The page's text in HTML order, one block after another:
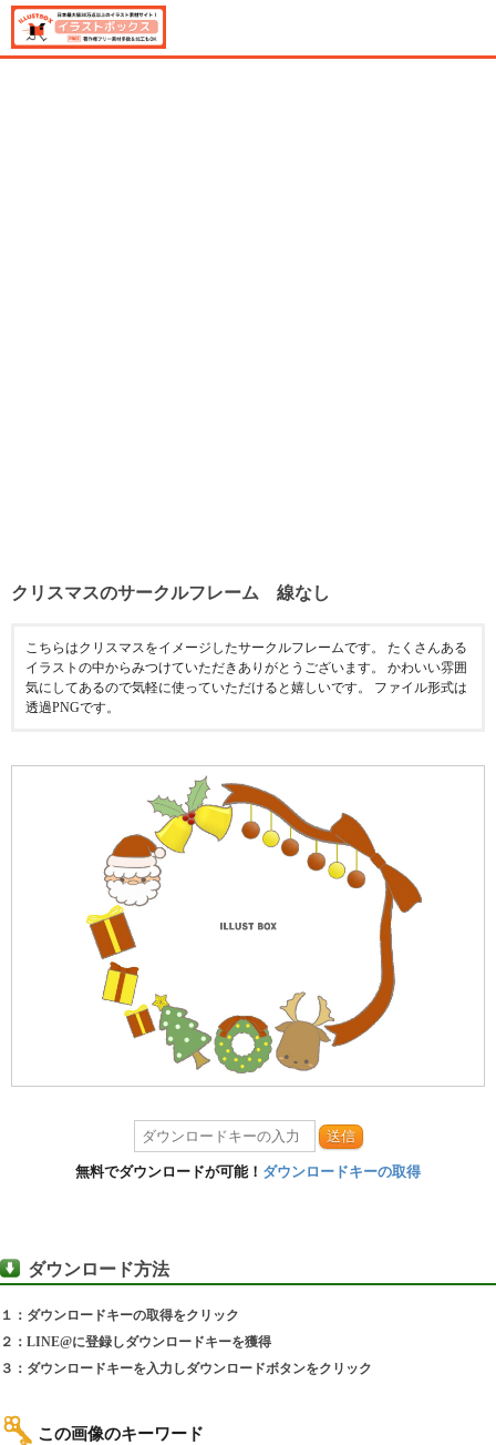
クリスマスのサークルフレーム 線なし
こちらはクリスマスをイメージしたサークルフレームです。 たくさんある
イラストの中からみつけていただきありがとうございます。 かわいい雰囲
気にしてあるので気軽に使っていただけると嬉しいです。 ファイル形式は
透過PNGです。
送信
無料でダウンロードが可能！ ダウンロードキーの取得
ダウンロード方法
１：ダウンロードキーの取得をクリック
２：LINE@に登録しダウンロードキーを獲得
３：ダウンロードキーを入力しダウンロードボタンをクリック
この画像のキーワード